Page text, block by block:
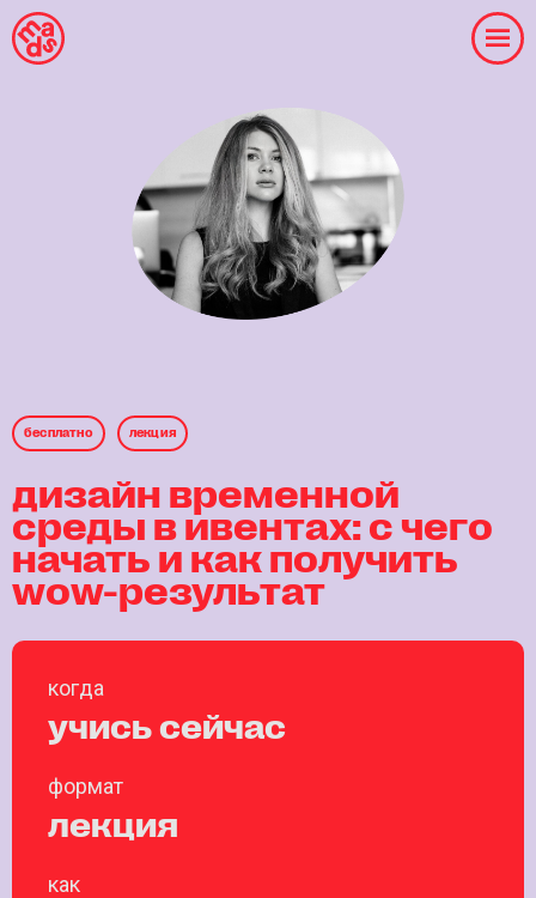
бесплaтнo лекция
дизайн временной
среды в ивентах: с чего
начать и как получить
wow-результат
когда
учись сейчас
формат
лекция
как